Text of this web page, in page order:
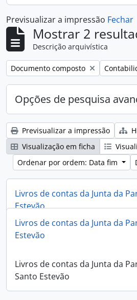
Previsualizar a impressão Fechar
Mostrar 2
Descrição arquivística
Remover filtro:
Documento composto Remover
Opções de pesquisa
Previsualizar a impressão
Visualização em ficha
Ordenar por ordem: Data fim
Livros de contas da Junta da
Estevão
Livros de contas da Junta da
Livros de contas da Junta da
Estevão
Livros de contas da Junta da
Santo Estevão